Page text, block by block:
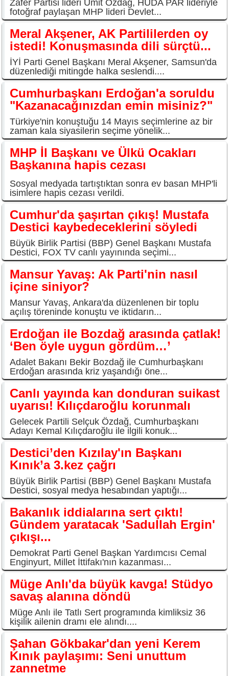
Zafer Partisi lideri Ümit Özdağ, HÜDA PAR lideriyle
fotoğraf paylaşan MHP lideri Devlet...
Meral Akşener, AK Partililerden oy
istedi! Konuşmasında dili sürçtü...
İYİ Parti Genel Başkanı Meral Akşener, Samsun'da
düzenlediği mitingde halka seslendi....
Cumhurbaşkanı Erdoğan'a soruldu
"Kazanacağınızdan emin misiniz?"
Türkiye'nin konuştuğu 14 Mayıs seçimlerine az bir
zaman kala siyasilerin seçime yönelik...
MHP İl Başkanı ve Ülkü Ocakları
Başkanına hapis cezası
Sosyal medyada tartıştıktan sonra ev basan MHP'li
isimlere hapis cezası verildi.
Cumhur'da şaşırtan çıkış! Mustafa
Destici kaybedeceklerini söyledi
Büyük Birlik Partisi (BBP) Genel Başkanı Mustafa
Destici, FOX TV canlı yayınında seçimi...
Mansur Yavaş: Ak Parti'nin nasıl
içine siniyor?
Mansur Yavaş, Ankara'da düzenlenen bir toplu
açılış töreninde konuştu ve iktidarın...
Erdoğan ile Bozdağ arasında çatlak!
‘Ben öyle uygun gördüm…’
Adalet Bakanı Bekir Bozdağ ile Cumhurbaşkanı
Erdoğan arasında kriz yaşandığı öne...
Canlı yayında kan donduran suikast
uyarısı! Kılıçdaroğlu korunmalı
Gelecek Partili Selçuk Özdağ, Cumhurbaşkanı
Adayı Kemal Kılıçdaroğlu ile ilgili konuk...
Destici’den Kızılay'ın Başkanı
Kınık’a 3.kez çağrı
Büyük Birlik Partisi (BBP) Genel Başkanı Mustafa
Destici, sosyal medya hesabından yaptığı...
Bakanlık iddialarına sert çıktı!
Gündem yaratacak 'Sadullah Ergin'
çıkışı...
Demokrat Parti Genel Başkan Yardımcısı Cemal
Enginyurt, Millet İttifakı'nın kazanması...
Müge Anlı'da büyük kavga! Stüdyo
savaş alanına döndü
Müge Anlı ile Tatlı Sert programında kimliksiz 36
kişilik ailenin dramı ele alındı....
Şahan Gökbakar'dan yeni Kerem
Kınık paylaşımı: Seni unuttum
zannetme